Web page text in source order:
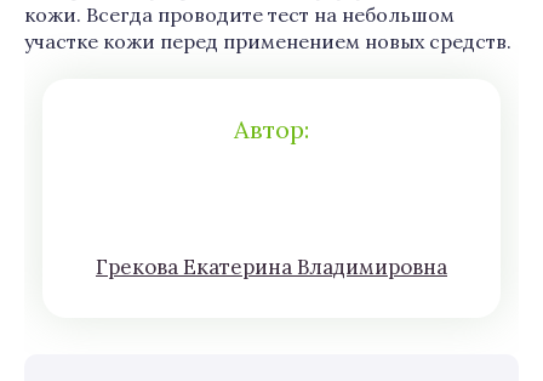
кожи. Всегда проводите тест на небольшом
участке кожи перед применением новых средств.
Автор:
Грeкoва Eкатeринa Влaдимирoвна